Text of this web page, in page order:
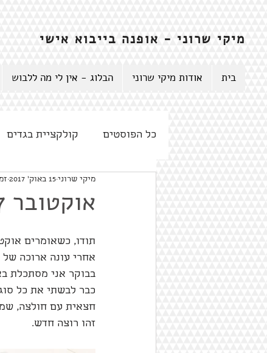
מיקי שרוני - אופנה בייבוא אישי
בית אודות מיקי שרוני הבלוג - אין לי מה ללבוש
כל הפוסטים קולקציית בגדים
אוקטובר 2017
מיקי שרוני 15 באוק׳ 2017
תודו, כשאומרים
אחרי עונה ארוכה של
בבוקר אני מסתכלת
כבר לבשתי את כל
חצאית עם חולצה,
זהו רוצה חדש.